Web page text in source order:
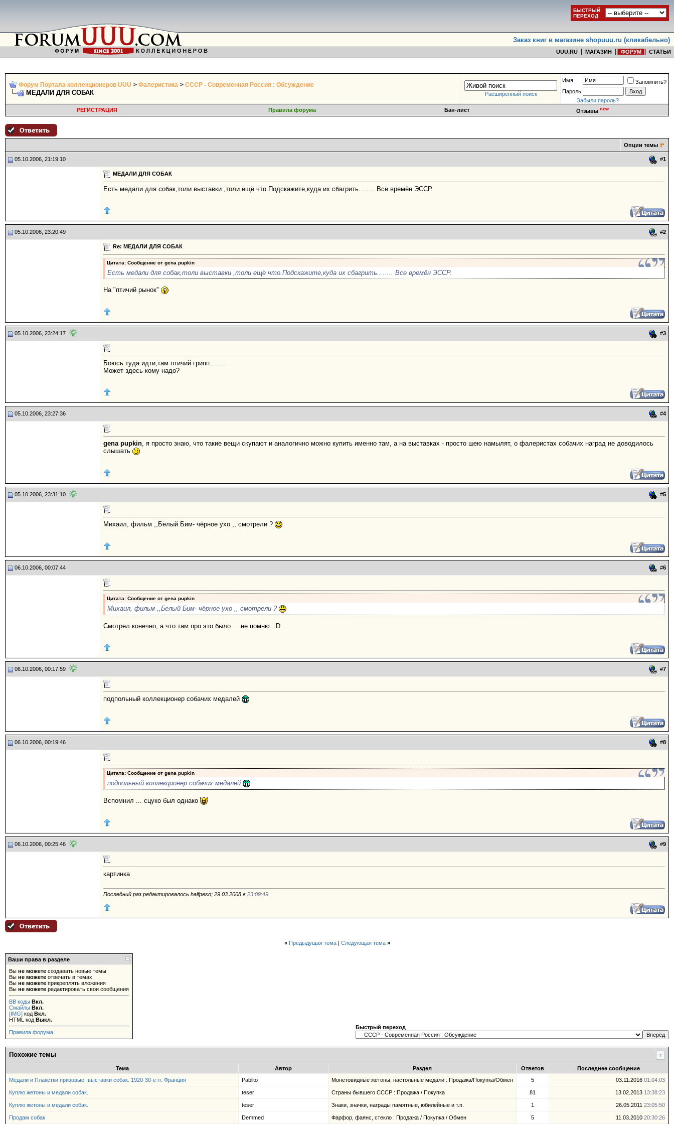
БЫСТРЫЙ
ПЕРЕХОД
Заказ книг в магазине shopuuu.ru (кликабельно)
UUU.RU МАГАЗИН ФОРУМ СТАТЬИ
Форум Портала коллекционеров UUU > Фалеристика > СССР - Современная Россия : Обсуждение
МЕДАЛИ ДЛЯ СОБАК Расширенный поиск
Имя
Запомнить?
Пароль
Забыли пароль?
РЕГИСТРАЦИЯ
Правила форума Бан-лист Отзывы new
Опции темы
05.10.2006, 21:19:10 #1
МЕДАЛИ ДЛЯ СОБАК
Есть медали для собак,толи выставки ,толи ещё что.Подскажите,куда их сбагрить........ Все времён ЭССР.
05.10.2006, 23:20:49 #2
Re: МЕДАЛИ ДЛЯ СОБАК
Цитата: Сообщение от gena pupkin
Есть медали для собак,толи выставки ,толи ещё что.Подскажите,куда их сбагрить........ Все времён ЭССР.
На "птичий рынок"
05.10.2006, 23:24:17 #3
Боюсь туда идти,там птичий грипп........
Может здесь кому надо?
05.10.2006, 23:27:36 #4
gena pupkin, я просто знаю, что такие вещи скупают и аналогично можно купить именно там, а на выставках - просто шею намылят, о фалеристах собачих наград не доводилось
слышать
05.10.2006, 23:31:10 #5
Михаил, фильм ,,Белый Бим- чёрное ухо ,, смотрели ?
06.10.2006, 00:07:44 #6
Цитата: Сообщение от gena pupkin
Михаил, фильм ,,Белый Бим- чёрное ухо ,, смотрели ?
Смотрел конечно, а что там про это было ... не помню. :D
06.10.2006, 00:17:59 #7
подпольный коллекционер собачих медалей
06.10.2006, 00:19:46 #8
Цитата: Сообщение от gena pupkin
подпольный коллекционер собачих медалей
Вспомнил ... сцуко был однако
06.10.2006, 00:25:46 #9
картинка
Последний раз редактировалось halfpeso; 29.03.2008 в 23:09:49
« Предыдущая тема| Следующая тема »
Ваши права в разделе
Вы не можете создавать новые темы
Вы не можете отвечать в темах
Вы не можете прикреплять вложения
Вы не можете редактировать свои сообщения
BB коды Вкл.
Смайлы Вкл.
[IMG] код Вкл.
HTML код Выкл.
Правила форума
Быстрый переход
Похожие темы
Тема Автор Раздел Ответов
Последнее сообщение
Медали и Плакетки призовые -выставки собак. 1920-30-е гг. Франция
Pablito Монетовидные жетоны, настольные медали : Продажа/Покупка/Обмен 5 03.11.2016 01:04:03
Куплю жетоны и медали собак. teser Страны бывшего СССР : Продажа / Покупка 81 13.02.2013 13:38:23
Куплю жетоны и медали собак. teser Знаки, значки, награды памятные, юбилейные и т.п. 1 26.05.2011 23:05:50
Продам собак Demmed Фарфор, фаянс, стекло : Продажа / Покупка / Обмен 5 11.03.2010 20:30:26